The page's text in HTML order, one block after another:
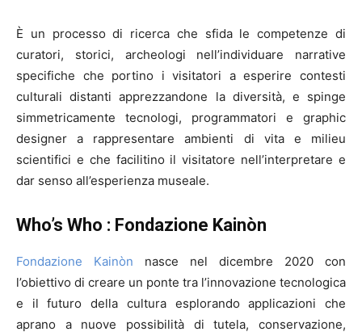
È un processo di ricerca che sfida le competenze di
curatori, storici, archeologi nell’individuare narrative
specifiche che portino i visitatori a esperire contesti
culturali distanti apprezzandone la diversità, e spinge
simmetricamente tecnologi, programmatori e graphic
designer a rappresentare ambienti di vita e milieu
scientifici e che facilitino il visitatore nell’interpretare e
dar senso all’esperienza museale.
Who’s Who : Fondazione Kainòn
Fondazione Kainòn nasce nel dicembre 2020 con
l’obiettivo di creare un ponte tra l’innovazione tecnologica
e il futuro della cultura esplorando applicazioni che
aprano a nuove possibilità di tutela, conservazione,